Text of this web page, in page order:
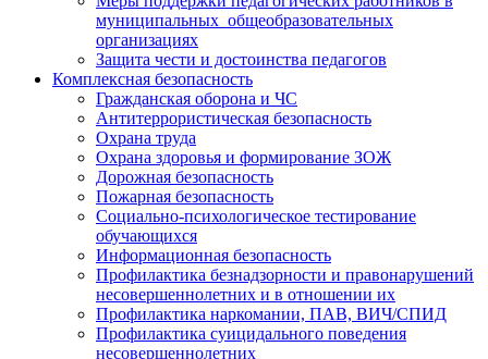
муниципальных общеобразовательных
организациях
Защита чести и достоинства педагогов
Комплексная безопасность
Гражданская оборона и ЧС
Антитеррористическая безопасность
Охрана труда
Охрана здоровья и формирование ЗОЖ
Дорожная безопасность
Пожарная безопасность
Социально-психологическое тестирование
обучающихся
Информационная безопасность
Профилактика безнадзорности и правонарушений
несовершеннолетних и в отношении их
Профилактика наркомании, ПАВ, ВИЧ/СПИД
Профилактика суицидального поведения
несовершеннолетних